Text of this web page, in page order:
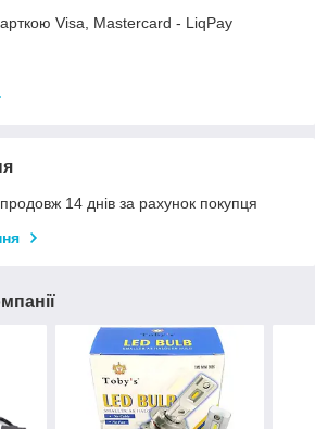
Visa, Mastercard - LiqPay
14 днів за рахунок покупця